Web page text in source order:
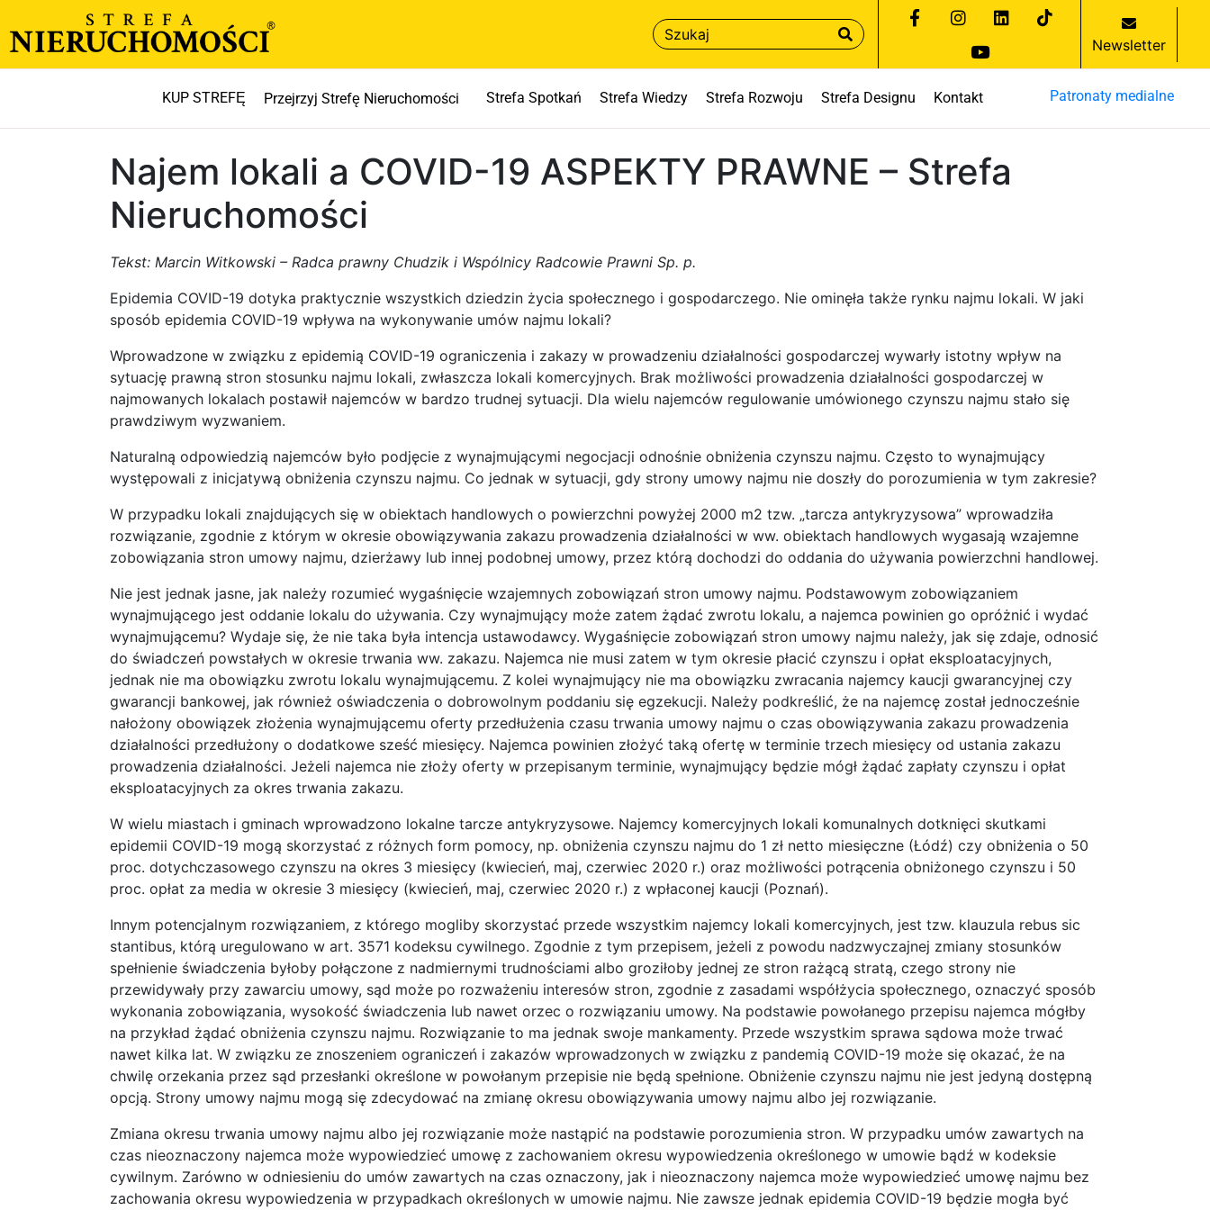
Newsletter
KUP STREFĘ Przejrzyj Strefę Nieruchomości Strefa Spotkań Strefa Wiedzy Strefa Rozwoju Strefa Designu Kontakt Patronaty medialne
Najem lokali a COVID-19 ASPEKTY PRAWNE – Strefa
Nieruchomości
Tekst: Marcin Witkowski – Radca prawny Chudzik i Wspólnicy Radcowie Prawni Sp. p.
Epidemia COVID-19 dotyka praktycznie wszystkich dziedzin życia społecznego i gospodarczego. Nie ominęła także rynku najmu lokali. W jaki
sposób epidemia COVID-19 wpływa na wykonywanie umów najmu lokali?
Wprowadzone w związku z epidemią COVID-19 ograniczenia i zakazy w prowadzeniu działalności gospodarczej wywarły istotny wpływ na
sytuację prawną stron stosunku najmu lokali, zwłaszcza lokali komercyjnych. Brak możliwości prowadzenia działalności gospodarczej w
najmowanych lokalach postawił najemców w bardzo trudnej sytuacji. Dla wielu najemców regulowanie umówionego czynszu najmu stało się
prawdziwym wyzwaniem.
Naturalną odpowiedzią najemców było podjęcie z wynajmującymi negocjacji odnośnie obniżenia czynszu najmu. Często to wynajmujący
występowali z inicjatywą obniżenia czynszu najmu. Co jednak w sytuacji, gdy strony umowy najmu nie doszły do porozumienia w tym zakresie?
W przypadku lokali znajdujących się w obiektach handlowych o powierzchni powyżej 2000 m2 tzw. „tarcza antykryzysowa” wprowadziła
rozwiązanie, zgodnie z którym w okresie obowiązywania zakazu prowadzenia działalności w ww. obiektach handlowych wygasają wzajemne
zobowiązania stron umowy najmu, dzierżawy lub innej podobnej umowy, przez którą dochodzi do oddania do używania powierzchni handlowej.
Nie jest jednak jasne, jak należy rozumieć wygaśnięcie wzajemnych zobowiązań stron umowy najmu. Podstawowym zobowiązaniem
wynajmującego jest oddanie lokalu do używania. Czy wynajmujący może zatem żądać zwrotu lokalu, a najemca powinien go opróżnić i wydać
wynajmującemu? Wydaje się, że nie taka była intencja ustawodawcy. Wygaśnięcie zobowiązań stron umowy najmu należy, jak się zdaje, odnosić
do świadczeń powstałych w okresie trwania ww. zakazu. Najemca nie musi zatem w tym okresie płacić czynszu i opłat eksploatacyjnych,
jednak nie ma obowiązku zwrotu lokalu wynajmującemu. Z kolei wynajmujący nie ma obowiązku zwracania najemcy kaucji gwarancyjnej czy
gwarancji bankowej, jak również oświadczenia o dobrowolnym poddaniu się egzekucji. Należy podkreślić, że na najemcę został jednocześnie
nałożony obowiązek złożenia wynajmującemu oferty przedłużenia czasu trwania umowy najmu o czas obowiązywania zakazu prowadzenia
działalności przedłużony o dodatkowe sześć miesięcy. Najemca powinien złożyć taką ofertę w terminie trzech miesięcy od ustania zakazu
prowadzenia działalności. Jeżeli najemca nie złoży oferty w przepisanym terminie, wynajmujący będzie mógł żądać zapłaty czynszu i opłat
eksploatacyjnych za okres trwania zakazu.
W wielu miastach i gminach wprowadzono lokalne tarcze antykryzysowe. Najemcy komercyjnych lokali komunalnych dotknięci skutkami
epidemii COVID-19 mogą skorzystać z różnych form pomocy, np. obniżenia czynszu najmu do 1 zł netto miesięczne (Łódź) czy obniżenia o 50
proc. dotychczasowego czynszu na okres 3 miesięcy (kwiecień, maj, czerwiec 2020 r.) oraz możliwości potrącenia obniżonego czynszu i 50
proc. opłat za media w okresie 3 miesięcy (kwiecień, maj, czerwiec 2020 r.) z wpłaconej kaucji (Poznań).
Innym potencjalnym rozwiązaniem, z którego mogliby skorzystać przede wszystkim najemcy lokali komercyjnych, jest tzw. klauzula rebus sic
stantibus, którą uregulowano w art. 3571 kodeksu cywilnego. Zgodnie z tym przepisem, jeżeli z powodu nadzwyczajnej zmiany stosunków
spełnienie świadczenia byłoby połączone z nadmiernymi trudnościami albo groziłoby jednej ze stron rażącą stratą, czego strony nie
przewidywały przy zawarciu umowy, sąd może po rozważeniu interesów stron, zgodnie z zasadami współżycia społecznego, oznaczyć sposób
wykonania zobowiązania, wysokość świadczenia lub nawet orzec o rozwiązaniu umowy. Na podstawie powołanego przepisu najemca mógłby
na przykład żądać obniżenia czynszu najmu. Rozwiązanie to ma jednak swoje mankamenty. Przede wszystkim sprawa sądowa może trwać
nawet kilka lat. W związku ze znoszeniem ograniczeń i zakazów wprowadzonych w związku z pandemią COVID-19 może się okazać, że na
chwilę orzekania przez sąd przesłanki określone w powołanym przepisie nie będą spełnione. Obniżenie czynszu najmu nie jest jedyną dostępną
opcją. Strony umowy najmu mogą się zdecydować na zmianę okresu obowiązywania umowy najmu albo jej rozwiązanie.
Zmiana okresu trwania umowy najmu albo jej rozwiązanie może nastąpić na podstawie porozumienia stron. W przypadku umów zawartych na
czas nieoznaczony najemca może wypowiedzieć umowę z zachowaniem okresu wypowiedzenia określonego w umowie bądź w kodeksie
cywilnym. Zarówno w odniesieniu do umów zawartych na czas oznaczony, jak i nieoznaczony najemca może wypowiedzieć umowę najmu bez
zachowania okresu wypowiedzenia w przypadkach określonych w umowie najmu. Nie zawsze jednak epidemia COVID-19 będzie mogła być